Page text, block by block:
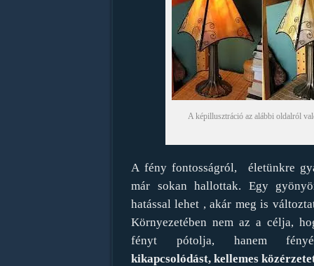
A képillusztráció az alábbi oldalról
A fény fontosságról, életünkre
már sokan hallottak. Egy
hatással lehet , akár meg is
Környezetében nem az a célja,
fényt pótolja, hanem
kikapcsolódást, kellemes